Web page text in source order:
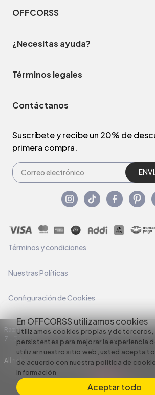
En OFFCORSS utilizamos cookies
Utilizamos cookies propias y de terceros,
persistentes para mejorar la experiencia
utilizar nuestro sitio web, usted acepta
de acuerdo con nuestra política de
información
Aceptar todo
OFFCORSS
¿Necesitas ayuda?
Términos legales
Contáctanos
Suscríbete y recibe un 20% de
primera compra.
Términos y condiciones
Nuestras Políticas
Configuración de Cookies
Razón Social: C.I HERMECO S.A. NIT:
7 – 35
All rights reserved empowered by